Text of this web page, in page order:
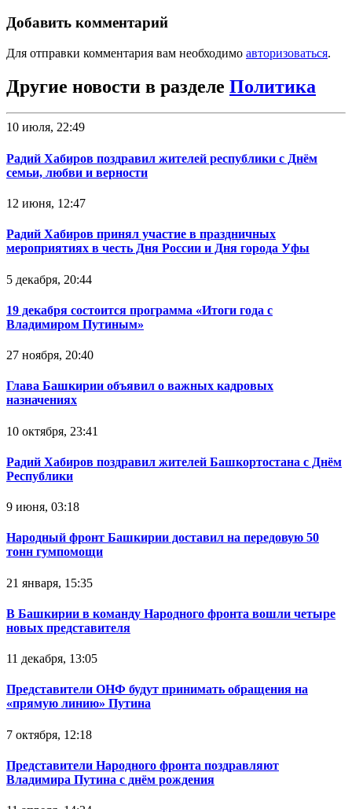
Добавить комментарий
Для отправки комментария вам необходимо авторизоваться.
Другие новости в разделе Политика
10 июля, 22:49
Радий Хабиров поздравил жителей республики с Днём
семьи, любви и верности
12 июня, 12:47
Радий Хабиров принял участие в праздничных
мероприятиях в честь Дня России и Дня города Уфы
5 декабря, 20:44
19 декабря состоится программа «Итоги года с
Владимиром Путиным»
27 ноября, 20:40
Глава Башкирии объявил о важных кадровых
назначениях
10 октября, 23:41
Радий Хабиров поздравил жителей Башкортостана с Днём
Республики
9 июня, 03:18
Народный фронт Башкирии доставил на передовую 50
тонн гумпомощи
21 января, 15:35
В Башкирии в команду Народного фронта вошли четыре
новых представителя
11 декабря, 13:05
Представители ОНФ будут принимать обращения на
«прямую линию» Путина
7 октября, 12:18
Представители Народного фронта поздравляют
Владимира Путина с днём рождения